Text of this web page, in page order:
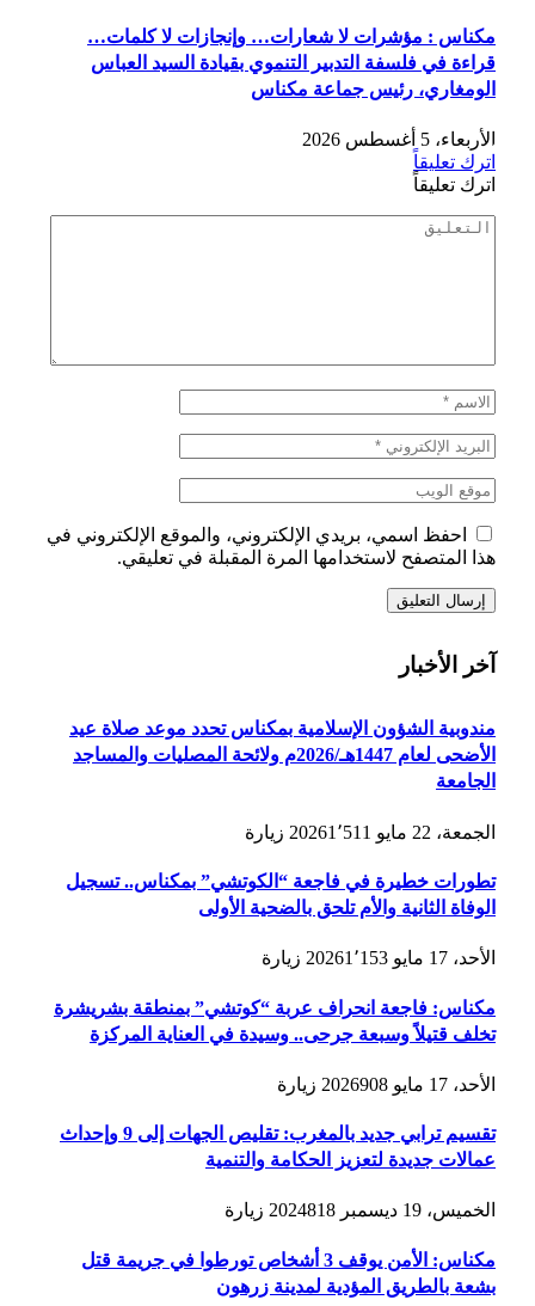
مكناس : مؤشرات لا شعارات… وإنجازات لا كلمات…
قراءة في فلسفة التدبير التنموي بقيادة السيد العباس
الومغاري، رئيس جماعة مكناس
الأربعاء، 5 أغسطس 2026
اترك تعليقاً
اترك تعليقاً
احفظ اسمي، بريدي الإلكتروني، والموقع الإلكتروني في
هذا المتصفح لاستخدامها المرة المقبلة في تعليقي.
آخر الأخبار
مندوبية الشؤون الإسلامية بمكناس تحدد موعد صلاة عيد
الأضحى لعام 1447هـ/2026م ولائحة المصليات والمساجد
الجامعة
الجمعة، 22 مايو 2026 1٬511 زيارة
تطورات خطيرة في فاجعة “الكوتشي” بمكناس.. تسجيل
الوفاة الثانية والأم تلحق بالضحية الأولى
الأحد، 17 مايو 2026 1٬153 زيارة
مكناس: فاجعة انحراف عربة “كوتشي” بمنطقة بشريشرة
تخلف قتيلاً وسبعة جرحى.. وسيدة في العناية المركزة
الأحد، 17 مايو 2026 908 زيارة
تقسيم ترابي جديد بالمغرب: تقليص الجهات إلى 9 وإحداث
عمالات جديدة لتعزيز الحكامة والتنمية
الخميس، 19 ديسمبر 2024 818 زيارة
مكناس: الأمن يوقف 3 أشخاص تورطوا في جريمة قتل
بشعة بالطريق المؤدية لمدينة زرهون